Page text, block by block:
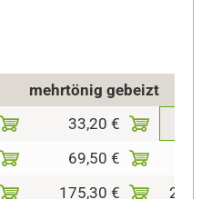
mehrtönig gebeizt
33,20 €
69,50 €
175,30 €